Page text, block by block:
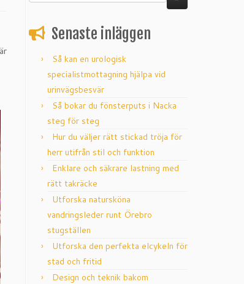
Senaste inläggen
Så kan en urologisk
specialistmottagning hjälpa vid
urinvägsbesvär
Så bokar du fönsterputs i Nacka
steg för steg
Hur du väljer rätt stickad tröja för
herr utifrån stil och funktion
Enklare och säkrare lastning med
rätt takräcke
Utforska natursköna
vandringsleder runt Örebro
stugställen
Utforska den perfekta elcykeln för
stad och fritid
Design och teknik bakom